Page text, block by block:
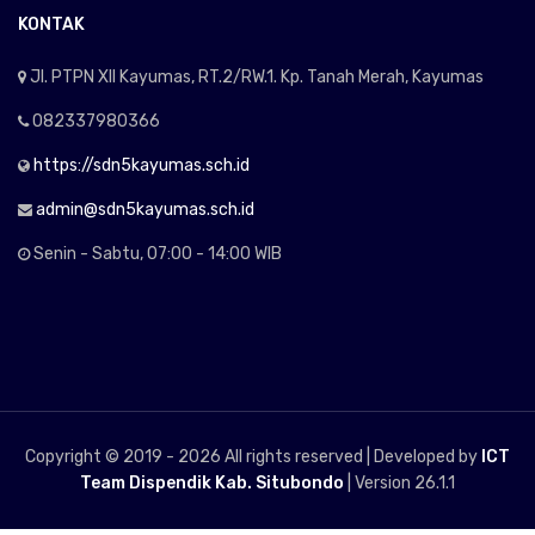
KONTAK
Jl. PTPN XII Kayumas, RT.2/RW.1. Kp. Tanah Merah, Kayumas
082337980366
https://sdn5kayumas.sch.id
admin@sdn5kayumas.sch.id
Senin - Sabtu, 07:00 - 14:00 WIB
Copyright © 2019 - 2026 All rights reserved | Developed by ICT
Team Dispendik Kab. Situbondo | Version 26.1.1